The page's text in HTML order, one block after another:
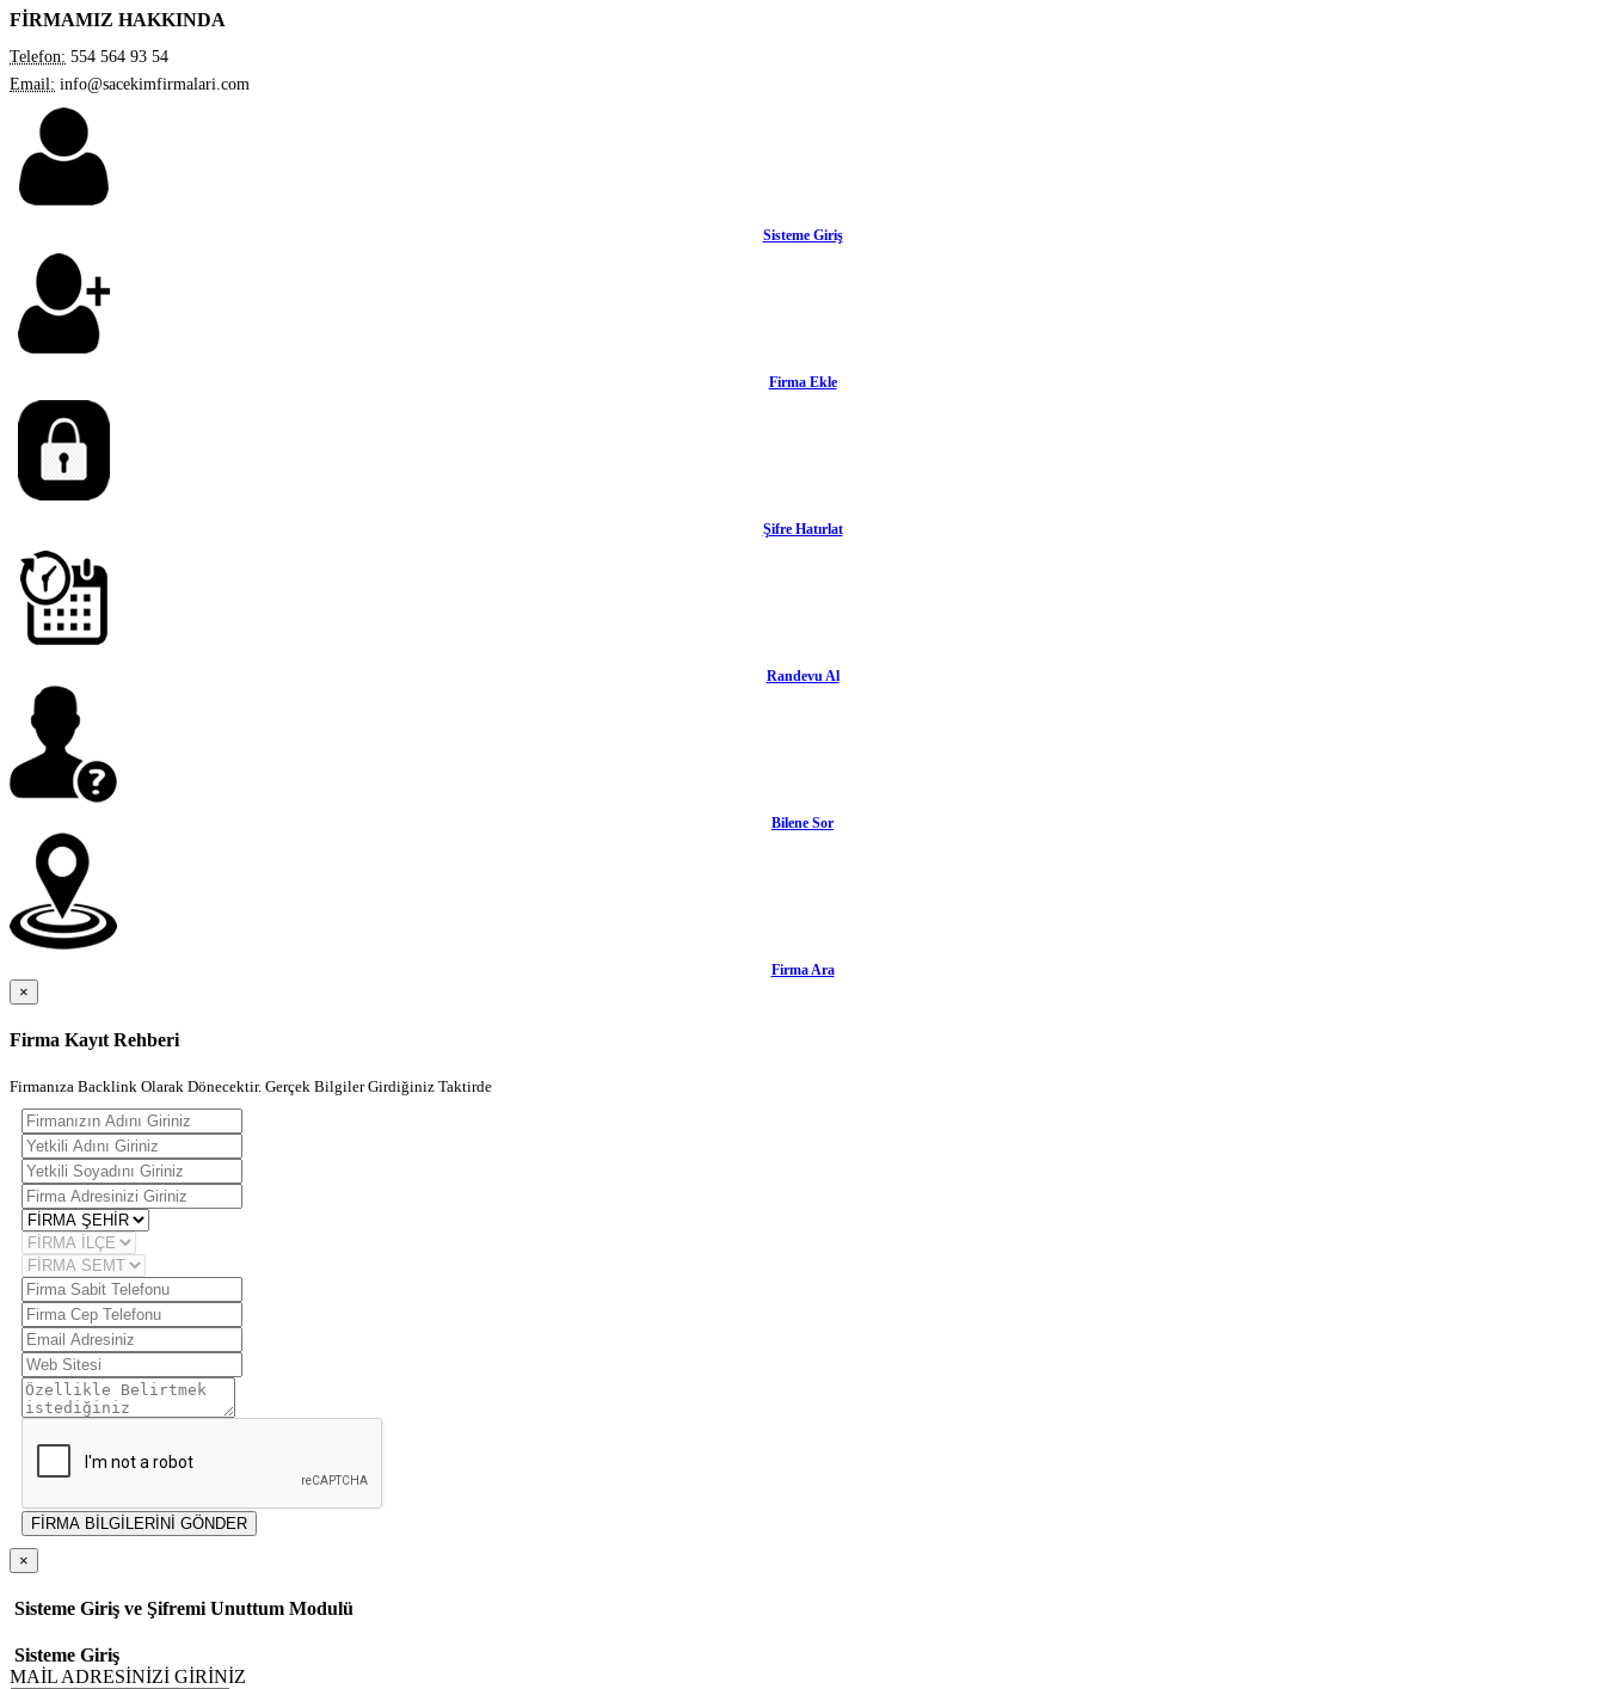
FİRMAMIZ HAKKINDA
Telefon: 554 564 93 54
Email: info@sacekimfirmalari.com
Sisteme Giriş
Firma Ekle
Şifre Hatırlat
Randevu Al
Bilene Sor
Firma Ara
×
Firma Kayıt Rehberi
Firmanıza Backlink Olarak Dönecektir. Gerçek Bilgiler Girdiğiniz Taktirde
FİRMA BİLGİLERİNİ GÖNDER
×
Sisteme Giriş ve Şifremi Unuttum Modulü
Sisteme Giriş
MAİL ADRESİNİZİ GİRİNİZ